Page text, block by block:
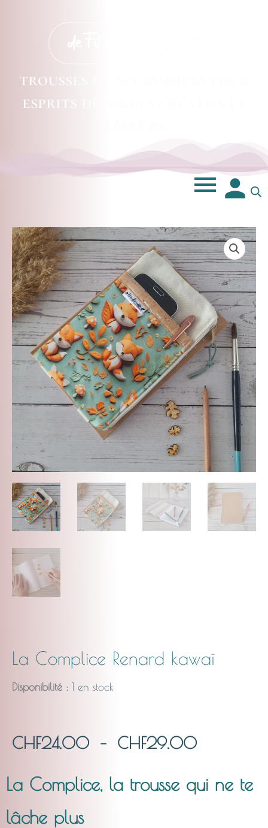
trousses et accessoires pour
esprits débordés créatifs et
La Complice Renard kawaï
Disponibilité : 1 en stock
CHF24.00 – CHF29.00Plage
La Complice, la trousse qui ne te
lâche plus